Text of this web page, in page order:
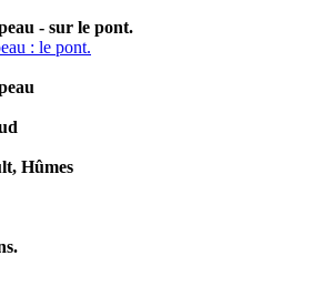
- sur le pont.
: le pont.
Hûmes